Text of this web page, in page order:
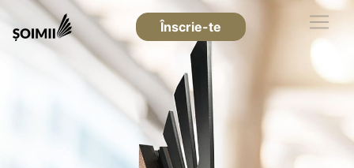
Înscrie-te